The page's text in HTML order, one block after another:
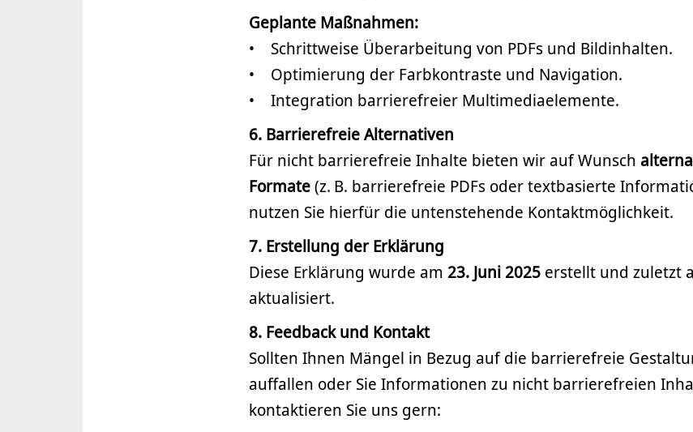
Geplante Maßnahmen:
• Schrittweise Überarbeitung von PDFs und Bildinhalten.
• Optimierung der Farbkontraste und Navigation.
• Integration barrierefreier Multimediaelemente.
6. Barrierefreie Alternativen
Für nicht barrierefreie Inhalte bieten wir auf Wunsch
Formate(z. B. barrierefreie PDFs oder textbasierte
nutzen Sie hierfür die untenstehende Kontaktmöglichkeit.
7. Erstellung der Erklärung
Diese Erklärung wurde am 23. Juni 2025 erstellt und zuletzt
aktualisiert.
8. Feedback und Kontakt
Sollten Ihnen Mängel in Bezug auf die barrierefreie
auffallen oder Sie Informationen zu nicht barrierefreien
kontaktieren Sie uns gern: